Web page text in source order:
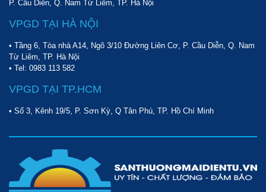
P. Cầu Diễn, Q. Nam Từ Liêm, TP. Hà Nội
VPGD TẠI HÀ NỘI
• Tầng 6, Tòa nhà A14, Ngõ 3/10 Đường Liên Cơ, P. Cầu Diễn, Q. Nam
Từ Liêm, TP. Hà Nội
• Tel: 0983 113 582
VPGD TẠI TP.HCM
• Số 3, Kênh 19/5, P. Sơn Kỳ, Q Tân Phú, TP. Hồ Chí Minh